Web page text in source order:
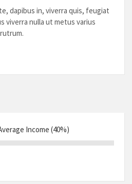
dapibus in, viverra quis, feugiat
viverra nulla ut metus varius
Income (40%)